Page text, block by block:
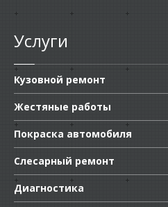
Услуги
Кузовной ремонт
Жестяные работы
Покраска автомобиля
Слесарный ремонт
Диагностика